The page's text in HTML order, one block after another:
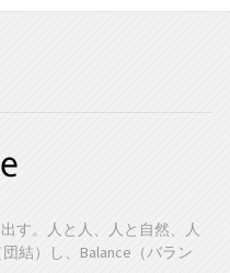
す。人と人、人と自然、人
結）し、Balance（バラン